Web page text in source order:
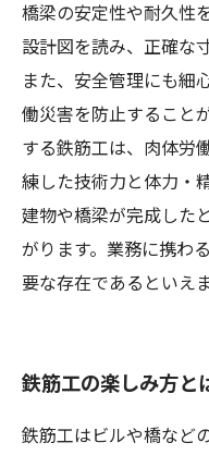
橋梁の安定性や耐久性
設計図を読み、正確な
また、安全管理にも細
働災害を防止すること
する鉄筋工は、肉体労
練した技術力と体力・
建物や橋梁が完成した
がります。業務に携わ
要な存在であるといえま
鉄筋工の楽しみ方と
鉄筋工はビルや橋など